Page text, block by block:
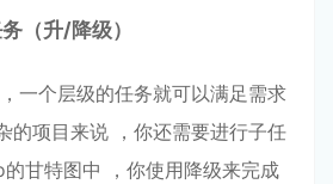
（升/降级）
⼀个层级的任务就可以满⾜需求
的项⽬来说 ，你还需要进⾏⼦任
⽢特图中 ，你使⽤降级来完成